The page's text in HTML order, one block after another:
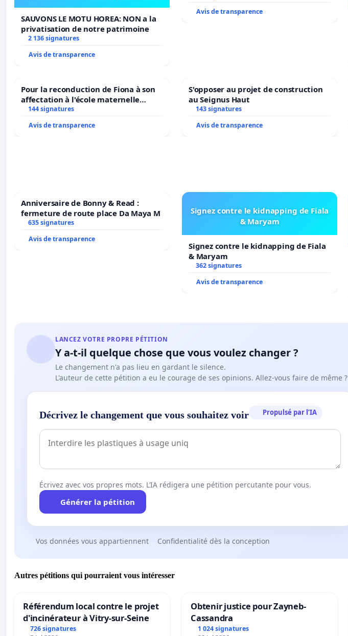
SAUVONS LE MOTU HOREA: NON a la
privatisation de notre patrimoine
2 136 signatures
Avis de transparence
Avis de transparence
Pour la reconduction de Fiona à son
affectation à l'école maternelle
LAMARTINE auprès de Léo N. en
144 signatures
Avis de transparence
S'opposer au projet de construction
au Seignus Haut
143 signatures
Avis de transparence
Anniversaire de Bonny & Read :
fermeture de route place Da Maya M
635 signatures
Avis de transparence
Signez contre le kidnapping de Fiala
& Maryam
Signez contre le kidnapping de Fiala
& Maryam
362 signatures
Avis de transparence
LANCEZ VOTRE PROPRE PÉTITION
Y a-t-il quelque chose que vous voulez changer ?
Le changement n'a pas lieu en gardant le silence.
L'auteur de cette pétition a eu le courage de ses opinions. Allez-vous faire de même ?
Décrivez le changement que vous souhaitez voir Propulsé par l’IA
Écrivez avec vos propres mots. L’IA rédigera une pétition percutante pour vous.
Générer la pétition
Vos données vous appartiennent Confidentialité dès la conception
Autres pétitions qui pourraient vous intéresser
Référendum local contre le projet
d'incinérateur à Vitry-sur-Seine
726 signatures
Obtenir justice pour Zayneb-
Cassandra
1 024 signatures